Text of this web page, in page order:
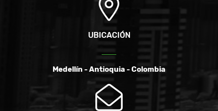
UBICACIÓN
Medellín - Antioquia - Colombia